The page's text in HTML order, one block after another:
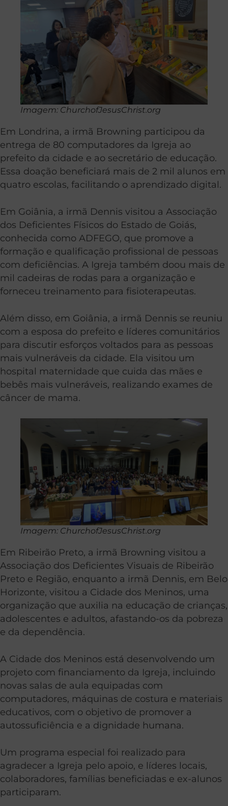
Imagem: ChurchofJesusChrist.org
Em Londrina, a irmã Browning participou da
entrega de 80 computadores da Igreja ao
prefeito da cidade e ao secretário de educação.
Essa doação beneficiará mais de 2 mil alunos em
quatro escolas, facilitando o aprendizado digital.
Em Goiânia, a irmã Dennis visitou a Associação
dos Deficientes Físicos do Estado de Goiás,
conhecida como ADFEGO, que promove a
formação e qualificação profissional de pessoas
com deficiências. A Igreja também doou mais de
mil cadeiras de rodas para a organização e
forneceu treinamento para fisioterapeutas.
Além disso, em Goiânia, a irmã Dennis se reuniu
com a esposa do prefeito e líderes comunitários
para discutir esforços voltados para as pessoas
mais vulneráveis da cidade. Ela visitou um
hospital maternidade que cuida das mães e
bebês mais vulneráveis, realizando exames de
câncer de mama.
Imagem: ChurchofJesusChrist.org
Em Ribeirão Preto, a irmã Browning visitou a
Associação dos Deficientes Visuais de Ribeirão
Preto e Região, enquanto a irmã Dennis, em Belo
Horizonte, visitou a Cidade dos Meninos, uma
organização que auxilia na educação de crianças,
adolescentes e adultos, afastando-os da pobreza
e da dependência.
A Cidade dos Meninos está desenvolvendo um
projeto com financiamento da Igreja, incluindo
novas salas de aula equipadas com
computadores, máquinas de costura e materiais
educativos, com o objetivo de promover a
autossuficiência e a dignidade humana.
Um programa especial foi realizado para
agradecer a Igreja pelo apoio, e líderes locais,
colaboradores, famílias beneficiadas e ex-alunos
participaram.